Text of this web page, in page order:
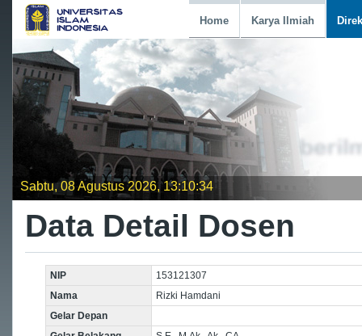
Home Karya Ilmiah
Sabtu, 08 Agustus 2026, 13:10:34
Data Detail Dosen
NIP
153121307
Nama
Rizki Hamdani
Gelar Depan